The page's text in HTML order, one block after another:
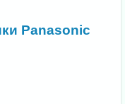
Panasonic